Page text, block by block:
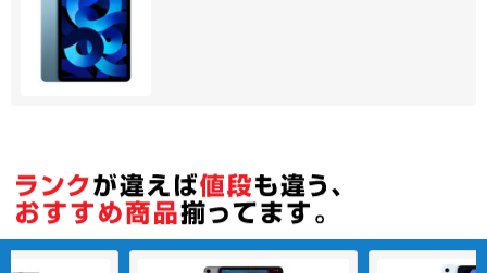
各項目のチェックボックスは「or検索」となります。
ただし機能別のみ「and検索」となります。